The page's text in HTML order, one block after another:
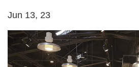
Jun 13, 23